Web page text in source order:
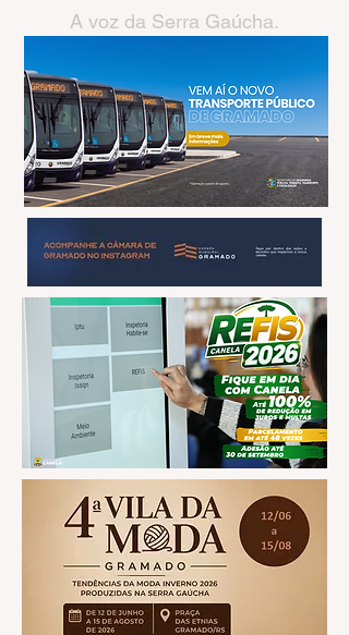
A voz da Serra Gaúcha.